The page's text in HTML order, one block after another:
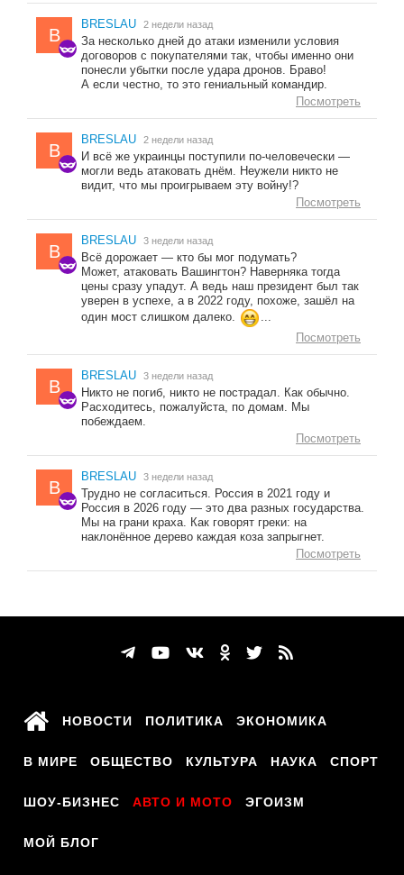
B
BRESLAU 2 недели назад
За несколько дней до атаки изменили условия
договоров с покупателями так, чтобы именно они
понесли убытки после удара дронов. Браво!
А если честно, то это гениальный командир.
Посмотреть
B
BRESLAU 2 недели назад
И всё же украинцы поступили по-человечески —
могли ведь атаковать днём. Неужели никто не
видит, что мы проигрываем эту войну!?
Посмотреть
B
BRESLAU 3 недели назад
Всё дорожает — кто бы мог подумать?
Может, атаковать Вашингтон? Наверняка тогда
цены сразу упадут. А ведь наш президент был так
уверен в успехе, а в 2022 году, похоже, зашёл на
один мост слишком далеко.
...
Посмотреть
B
BRESLAU 3 недели назад
Никто не погиб, никто не пострадал. Как обычно.
Расходитесь, пожалуйста, по домам. Мы
побеждаем.
Посмотреть
B
BRESLAU 3 недели назад
Трудно не согласиться. Россия в 2021 году и
Россия в 2026 году — это два разных государства.
Мы на грани краха. Как говорят греки: на
наклонённое дерево каждая коза запрыгнет.
Посмотреть
НОВОСТИ ПОЛИТИКА ЭКОНОМИКА
В МИРЕ ОБЩЕСТВО КУЛЬТУРА НАУКА СПОРТ
ШОУ-БИЗНЕС АВТО И МОТО ЭГОИЗМ
МОЙ БЛОГ